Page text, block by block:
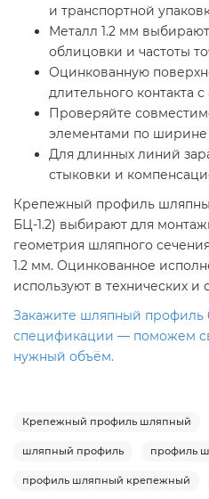
и транспортной
Металл 1.2 мм
облицовки и частоты
Оцинкованную
длительного контакта
Проверяйте
элементами по ширине
Для длинных линий
стыковки и
Крепежный профиль
БЦ-1.2) выбирают для
геометрия шляпного
1.2 мм. Оцинкованное
используют в технических и
Закажите шляпный профиль
спецификации — поможем
нужный объём.
Крепежный профиль шляпный
шляпный профиль профиль
профиль шляпный крепежный